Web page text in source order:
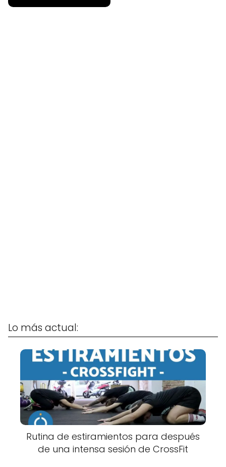
Lo más actual:
Rutina de estiramientos para después
de una intensa sesión de CrossFit